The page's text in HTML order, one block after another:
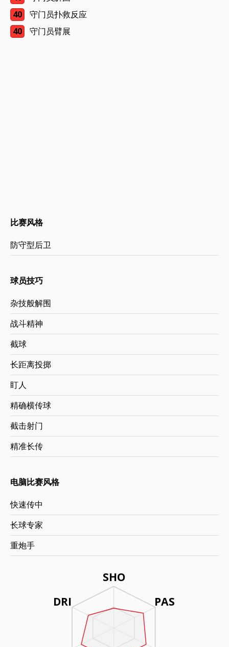
SHO
PAS
DRI
40
守门员扑救反应
40
守门员臂展
比赛风格
防守型后卫
球员技巧
杂技般解围
战斗精神
截球
长距离投掷
盯人
精确横传球
截击射门
精准长传
电脑比赛风格
快速传中
长球专家
重炮手